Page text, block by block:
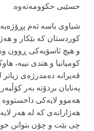
حسێبی حکوومەتەوە.
شیاوی باسە ئەم
کوردستان کە بێکار و
و هیچ ئاسۆیەکی ڕوون
کومپانیا و هتدی نییە،
قەیرانە دەمدرژەی
پەنایان بردۆتە بەر
هەموو لایەکی
هەژارانەی کە لە هەر
چی بێت و چۆن بتوانن